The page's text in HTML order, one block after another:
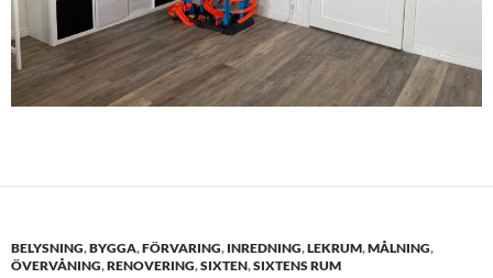
BELYSNING,BYGGA,FÖRVARING, INREDNING,LEKRUM,MÅLNING,
ÖVERVÅNING,RENOVERING,SIXTEN,SIXTENS RUM